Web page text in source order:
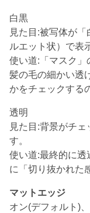
白黒
見た目:被写体が
ルエット状）で表
使い道:「マスク」
髪の毛の細かい透
かをチェックする
透明
見た目:背景がチ
す。
使い道:最終的に透
に「切り抜かれた
マットエッジ
オン(デフォルト)